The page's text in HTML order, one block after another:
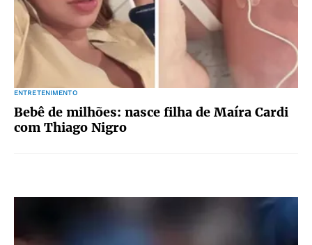
ENTRETENIMENTO
Bebê de milhões: nasce filha de Maíra Cardi
com Thiago Nigro